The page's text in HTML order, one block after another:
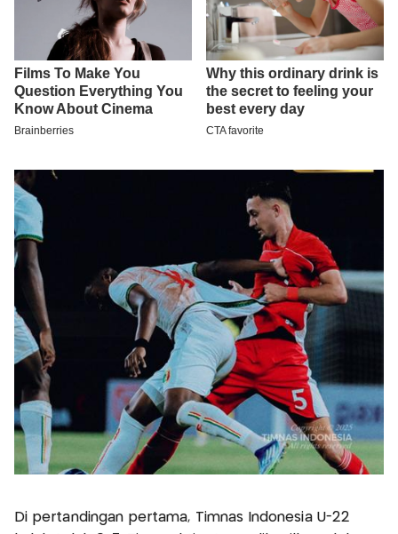
Di pertandingan pertama, Timnas Indonesia U-22